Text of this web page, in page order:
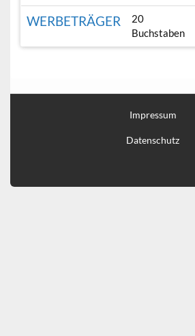
WERBETRÄGER
20
Buchstaben
Impressum
Datenschutz